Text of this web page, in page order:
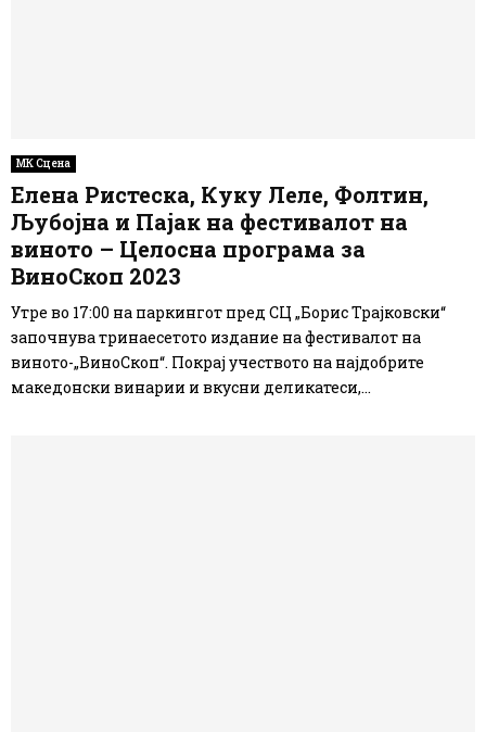
МК Сцена
Елена Ристеска, Куку Леле, Фолтин,
Љубојна и Пајак на фестивалот на
виното – Целосна програма за
ВиноСкоп 2023
Утре во 17:00 на паркингот пред СЦ „Борис Трајковски“
започнува тринаесетото издание на фестивалот на
виното-„ВиноСкоп“. Покрај учеството на најдобрите
македонски винарии и вкусни деликатеси,...